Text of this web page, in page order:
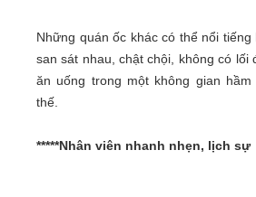
Những quán ốc khác có thể nổi
san sát nhau, chật chội, không có lối
ăn uống trong một không gian
thế.
*****Nhân viên nhanh nhẹn, lịch sự